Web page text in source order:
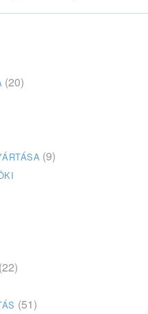
(20)
(9)
(22)
(51)